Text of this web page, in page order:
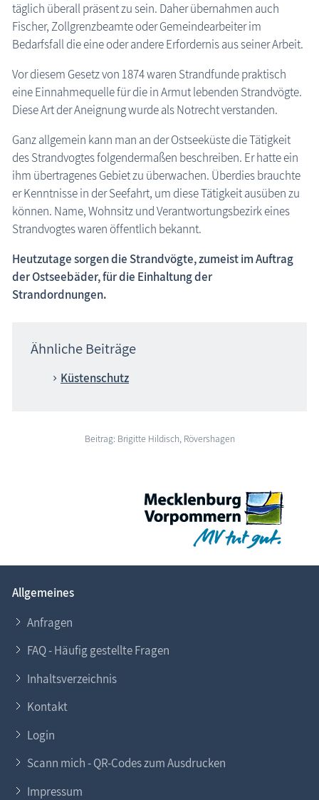
Maritimes
Sehenswertes
Zeitzeugen
Begriffe erklärt
Veranstaltungen
Blog
täglich überall präsent zu sein. Daher übernahmen auch
Fischer, Zollgrenzbeamte oder Gemeindearbeiter im
Bedarfsfall die eine oder andere Erfordernis aus seiner Arbeit.
Vor diesem Gesetz von 1874 waren Strandfunde praktisch
eine Einnahmequelle für die in Armut lebenden Strandvögte.
Diese Art der Aneignung wurde als Notrecht verstanden.
Ganz allgemein kann man an der Ostseeküste die Tätigkeit
des Strandvogtes folgendermaßen beschreiben. Er hatte ein
ihm übertragenes Gebiet zu überwachen. Überdies brauchte
er Kenntnisse in der Seefahrt, um diese Tätigkeit ausüben zu
können. Name, Wohnsitz und Verantwortungsbezirk eines
Strandvogtes waren öffentlich bekannt.
Heutzutage sorgen die Strandvögte, zumeist im Auftrag
der Ostseebäder, für die Einhaltung der
Strandordnungen.
Ähnliche Beiträge
Küstenschutz
Beitrag: Brigitte Hildisch, Rövershagen
Allgemeines
Anfragen
FAQ - Häufig gestellte Fragen
Inhaltsverzeichnis
Kontakt
Login
Scann mich - QR-Codes zum Ausdrucken
Impressum